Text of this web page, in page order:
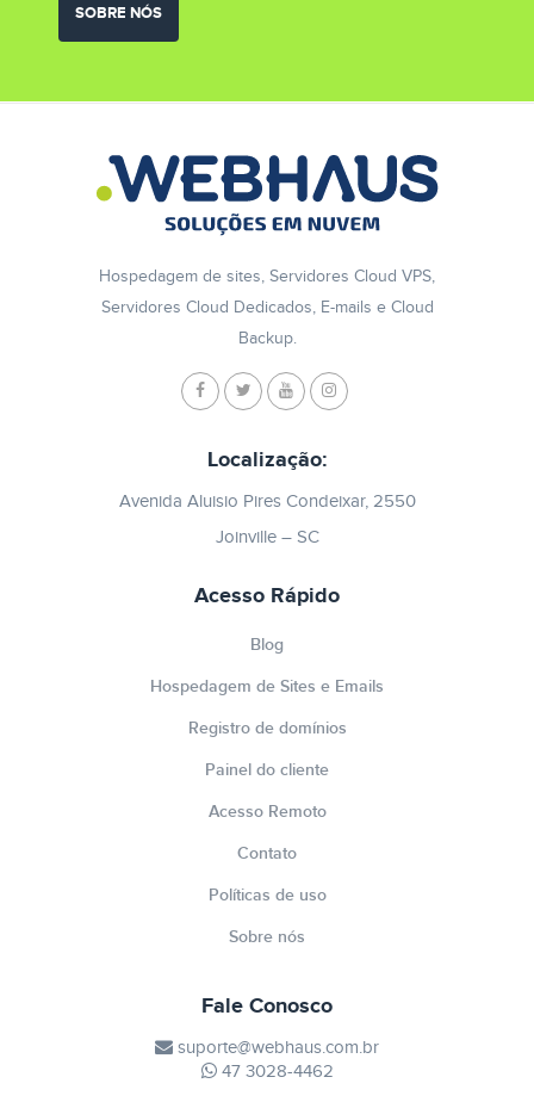
SOBRE NÓS
Hospedagem de sites, Servidores Cloud VPS,
Servidores Cloud Dedicados, E-mails e Cloud
Backup.
Localização:
Avenida Aluisio Pires Condeixar, 2550
Joinville – SC
Acesso Rápido
Blog
Hospedagem de Sites e Emails
Registro de domínios
Painel do cliente
Acesso Remoto
Contato
Políticas de uso
Sobre nós
Fale Conosco
suporte@webhaus.com.br
47 3028-4462